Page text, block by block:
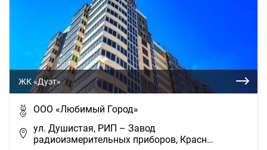
ЖК «Дуэт»
ООО «Любимый Город»
ул. Душистая, РИП – Завод
радиоизмерительных приборов, Красн…